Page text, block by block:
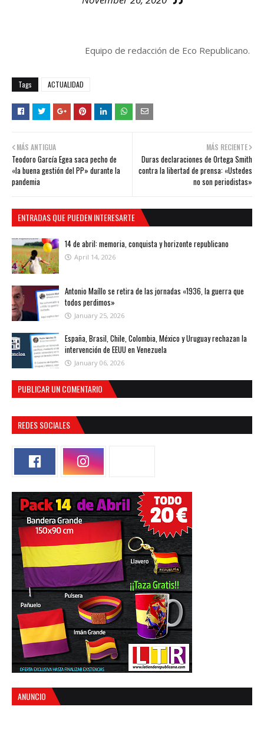
Equipo de redacción de Eco Republicano.
Tags ACTUALIDAD
MÁS RECIENTE
Duras declaraciones de Ortega Smith
contra la libertad de prensa: «Ustedes
no son periodistas»
MÁS ANTIGUA
Teodoro García Egea saca pecho de
«la buena gestión del PP» durante la
pandemia
ENTRADAS QUE PUEDEN INTERESARTE
14 de abril: memoria, conquista y horizonte republicano
April 14, 2026
Antonio Maíllo se retira de las jornadas «1936, la guerra que
todos perdimos»
January 25, 2026
España, Brasil, Chile, Colombia, México y Uruguay rechazan la
intervención de EEUU en Venezuela
January 06, 2026
PUBLICAR UN COMENTARIO
REDES SOCIALES
ANUNCIO